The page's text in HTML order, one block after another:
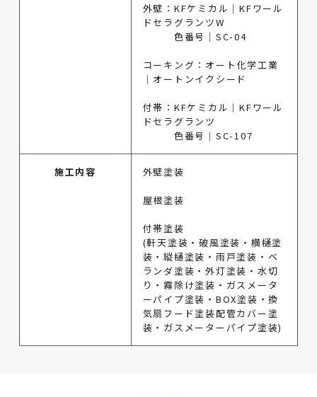
外壁：KFケミカル｜KFワール
ドセラグランツW
色番号｜SC-04
コーキング：オート化学工業
｜オートンイクシード
付帯：KFケミカル｜KFワール
ドセラグランツ
色番号｜SC-107
施工内容 外壁塗装
屋根塗装
付帯塗装
(軒天塗装・破風塗装・横樋塗
装・縦樋塗装・雨戸塗装・ベ
ランダ塗装・外灯塗装・水切
り・霧除け塗装・ガスメータ
ーパイプ塗装・BOX塗装・換
気扇フード塗装配管カバー塗
装・ガスメーターパイプ塗装)